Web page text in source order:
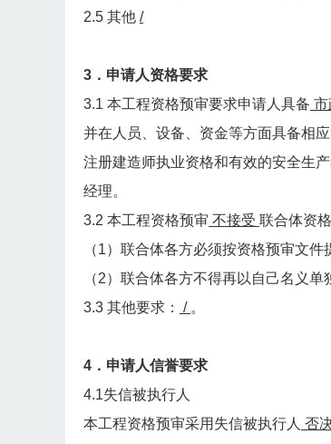
2.5 其他 /
3．申请人资格要求
3.1 本工程资格预审要求申请人具备 市
并在人员、设备、资金等方面具备相
注册建造师执业资格和有效的安全生
经理。
3.2 本工程资格预审 不接受 联合体资
（1）联合体各方必须按资格预审文
（2）联合体各方不得再以自己名义
3.3 其他要求：
/ 。
4．申请人信誉要求
4.1失信被执行人
本工程资格预审采用失信被执行人 否